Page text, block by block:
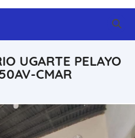
UGARTE PELAYO
CMAR